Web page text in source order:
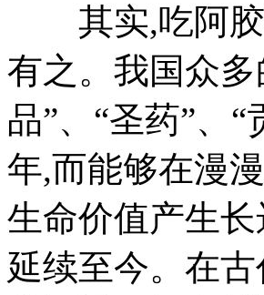
其实,吃阿胶
有之。我国众
品”、“圣药”、
年,而能够在漫
生命价值产生
延续至今。在